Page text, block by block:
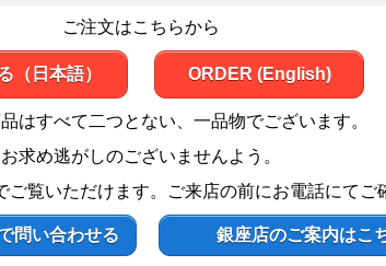
ご注文はこちらから
（日本語） ORDER (English)
はすべて二つとない、一品物でございます。
お求め逃がしのございませんよう。
ご覧いただけます。ご来店の前にお電話にてご
問い合わせる 銀座店のご案内はこ